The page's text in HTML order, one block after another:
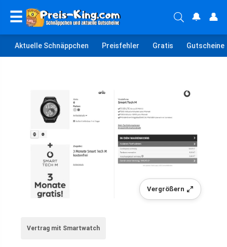
☰ 🔔 👤
Aktuelle Schnäppchen Preisfehler Gratis Gutscheine
Vergrößern
Vertrag mit Smartwatch